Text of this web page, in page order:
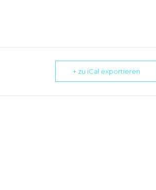
+ zu iCal exportieren